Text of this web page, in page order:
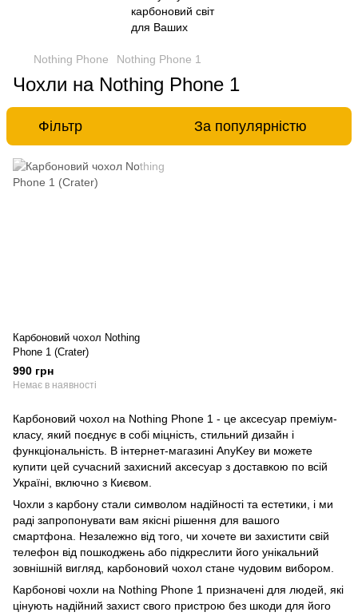
Nothing Phone Nothing Phone 1
Чохли на Nothing Phone 1
Фільтр За популярністю
Карбоновий чохол Nothing
Phone 1 (Crater)
990 грн
Немає в наявності
Карбоновий чохол на Nothing Phone 1 - це аксесуар преміум-
класу, який поєднує в собі міцність, стильний дизайн і
функціональність. В інтернет-магазині AnyKey ви можете
купити цей сучасний захисний аксесуар з доставкою по всій
Україні, включно з Києвом.
Чохли з карбону стали символом надійності та естетики, і ми
раді запропонувати вам якісні рішення для вашого
смартфона. Незалежно від того, чи хочете ви захистити свій
телефон від пошкоджень або підкреслити його унікальний
зовнішній вигляд, карбоновий чохол стане чудовим вибором.
Карбонові чохли на Nothing Phone 1 призначені для людей, які
цінують надійний захист свого пристрою без шкоди для його